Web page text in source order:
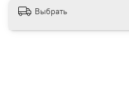
Выбрать